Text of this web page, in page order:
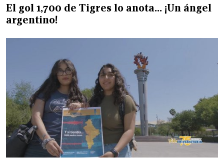
El gol 1,700 de Tigres lo anota… ¡Un ángel
argentino!